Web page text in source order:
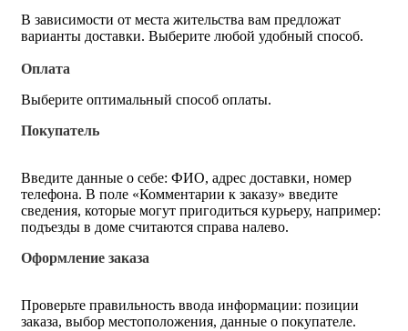
В зависимости от места жительства вам предложат
варианты доставки. Выберите любой удобный способ.
Оплата
Выберите оптимальный способ оплаты.
Покупатель
Введите данные о себе: ФИО, адрес доставки, номер
телефона. В поле «Комментарии к заказу» введите
сведения, которые могут пригодиться курьеру, например:
подъезды в доме считаются справа налево.
Оформление заказа
Проверьте правильность ввода информации: позиции
заказа, выбор местоположения, данные о покупателе.